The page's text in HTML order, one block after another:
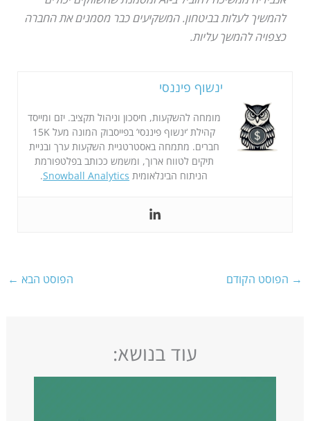
להמשיך לעלות בביטחון. המשקיעים כבר מסמנים את החברה
כצפויה להמשך עליות.
ינשוף פיננסי
מומחה להשקעות, חיסכון וניהול תקציב. יזם ומייסד
קהילת ‘ינשוף פיננסי’ בפייסבוק המונה מעל 15K
חברים. מתמחה באסטרטגיית השקעות ערך ובניית
תיקים לטווח ארוך, ומשמש ככותב בפלטפורמת
הניתוח הבינלאומית Snowball Analytics
.
→ הפוסט הקודם הפוסט הבא ←
עוד בנושא: